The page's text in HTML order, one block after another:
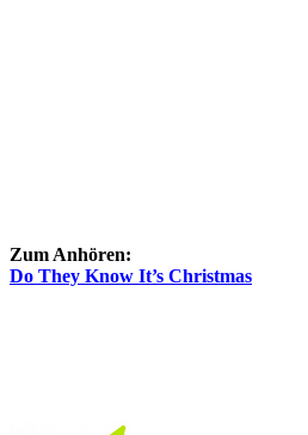
Zum Anhören:
Do They Know It’s Christmas